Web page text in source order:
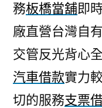
務板橋當舖即
廠直營台灣自
交管反光背心
汽車借款實力
切的服務支票